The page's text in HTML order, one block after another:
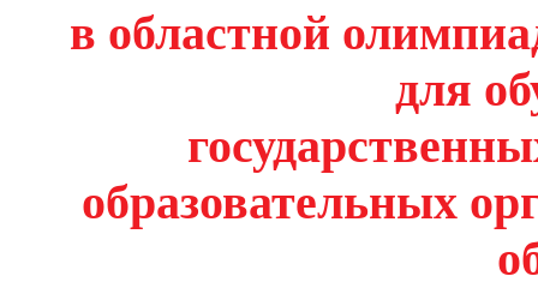
в областной
для
образовательных